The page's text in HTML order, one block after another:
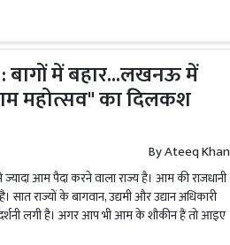
में बहार...लखनऊ में
महोत्सव" का दिलकश
ByAteeq Khan
आम पैदा करने वाला राज्य है। आम की राजधानी
राज्यों के बागवान, उद्यमी और उद्यान अधिकारी
लगी है। अगर आप भी आम के शौकीन हैं तो आइए